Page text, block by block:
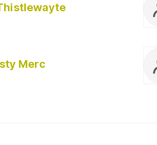
Merc